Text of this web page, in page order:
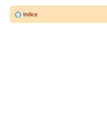
Indice